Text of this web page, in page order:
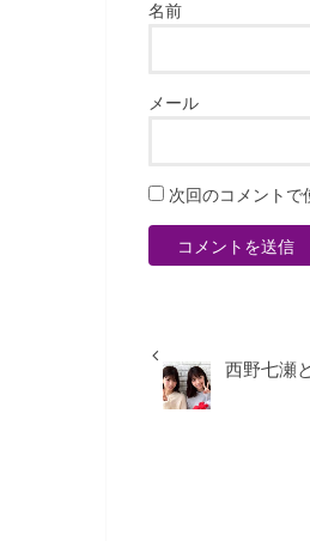
名前
メール
次回のコメントで
西野七瀬